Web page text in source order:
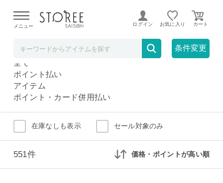
よる配送遅延が発生しております。
メニュー ログイン お気に入り
条件変更
掃除機・クリーナー
掃除機・クリーナー
全て
ポイント払い
アイテム
ポイント・カード併用払い
在庫なしも表示 セール対象のみ
551件 価格・ポイントが高い順